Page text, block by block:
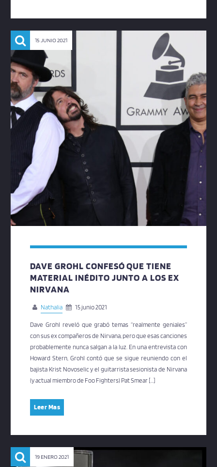
15 JUNIO 2021
DAVE GROHL CONFESÓ QUE TIENE
MATERIAL INÉDITO JUNTO A LOS EX
NIRVANA
Nathalia 15 junio 2021
Dave Grohl reveló que grabó temas “realmente geniales”
con sus ex compañeros de Nirvana, pero que esas canciones
probablemente nunca salgan a la luz. En una entrevista con
Howard Stern, Grohl contó que se sigue reuniendo con el
bajista Krist Novoselic y el guitarrista sesionista de Nirvana
(y actual miembro de Foo Fighters) Pat Smear […]
Leer Mas
19 ENERO 2021